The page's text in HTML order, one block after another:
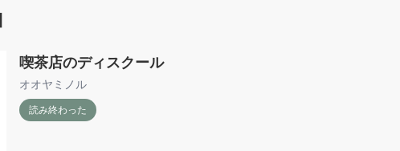
喫茶店のディスクール
オオヤミノル
読み終わった